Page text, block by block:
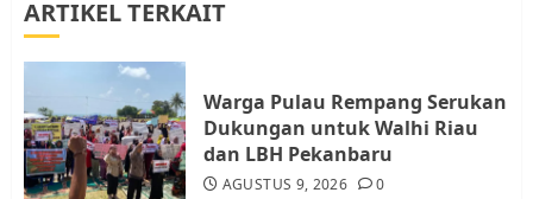
ARTIKEL TERKAIT
Warga Pulau Rempang Serukan
Dukungan untuk Walhi Riau
dan LBH Pekanbaru
AGUSTUS 9, 2026 0
4
Datangi Pemko Batam, Warga
JULI 21, 2026 0